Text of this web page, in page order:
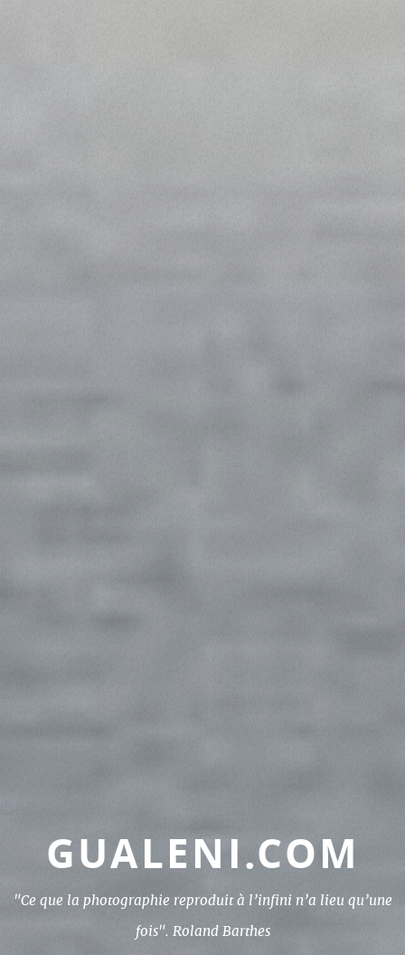
GUALENI.COM
"Ce que la photographie reproduit à l’infini n’a lieu qu’une
fois". Roland Barthes